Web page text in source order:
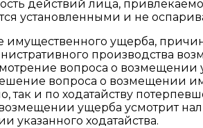
действий лица,
установленными и не
ущерба,
производства
вопроса о возмещении
вопроса о возмещении
так и по ходатайству
возмещении ущерба усмотрит
указанного ходатайства.